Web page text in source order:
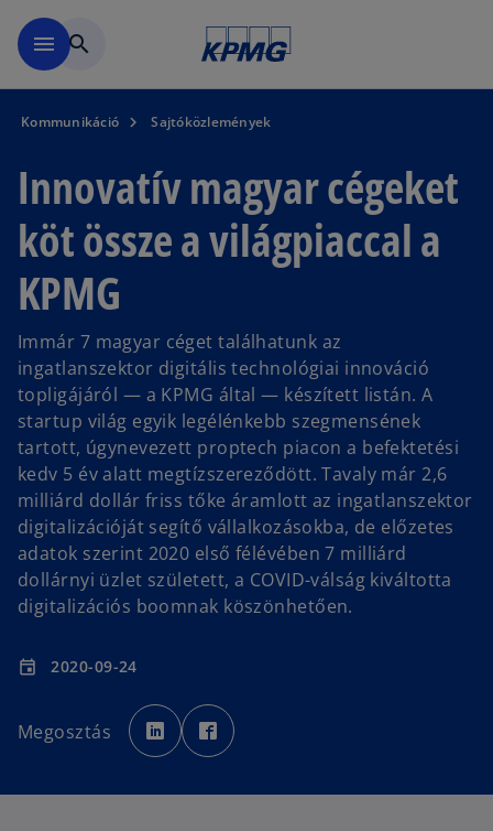
menu search
Kommunikáció Sajtóközlemények
Innovatív magyar cégeket
köt össze a világpiaccal a
KPMG
Immár 7 magyar céget találhatunk az
ingatlanszektor digitális technológiai innováció
topligájáról — a KPMG által — készített listán. A
startup világ egyik legélénkebb szegmensének
tartott, úgynevezett proptech piacon a befektetési
kedv 5 év alatt megtízszereződött. Tavaly már 2,6
milliárd dollár friss tőke áramlott az ingatlanszektor
digitalizációját segítő vállalkozásokba, de előzetes
adatok szerint 2020 első félévében 7 milliárd
dollárnyi üzlet született, a COVID-válság kiváltotta
digitalizációs boomnak köszönhetően.
event 2020-09-24
Megosztás
o
p
e
n
p
e